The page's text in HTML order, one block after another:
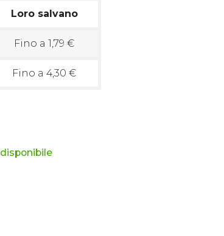
Loro salvano
Fino a 1,79 €
Fino a 4,30 €
disponibile